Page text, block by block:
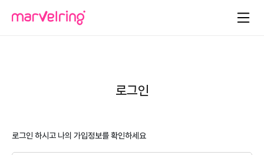
로그인
로그인 하시고 나의 가입정보를 확인하세요